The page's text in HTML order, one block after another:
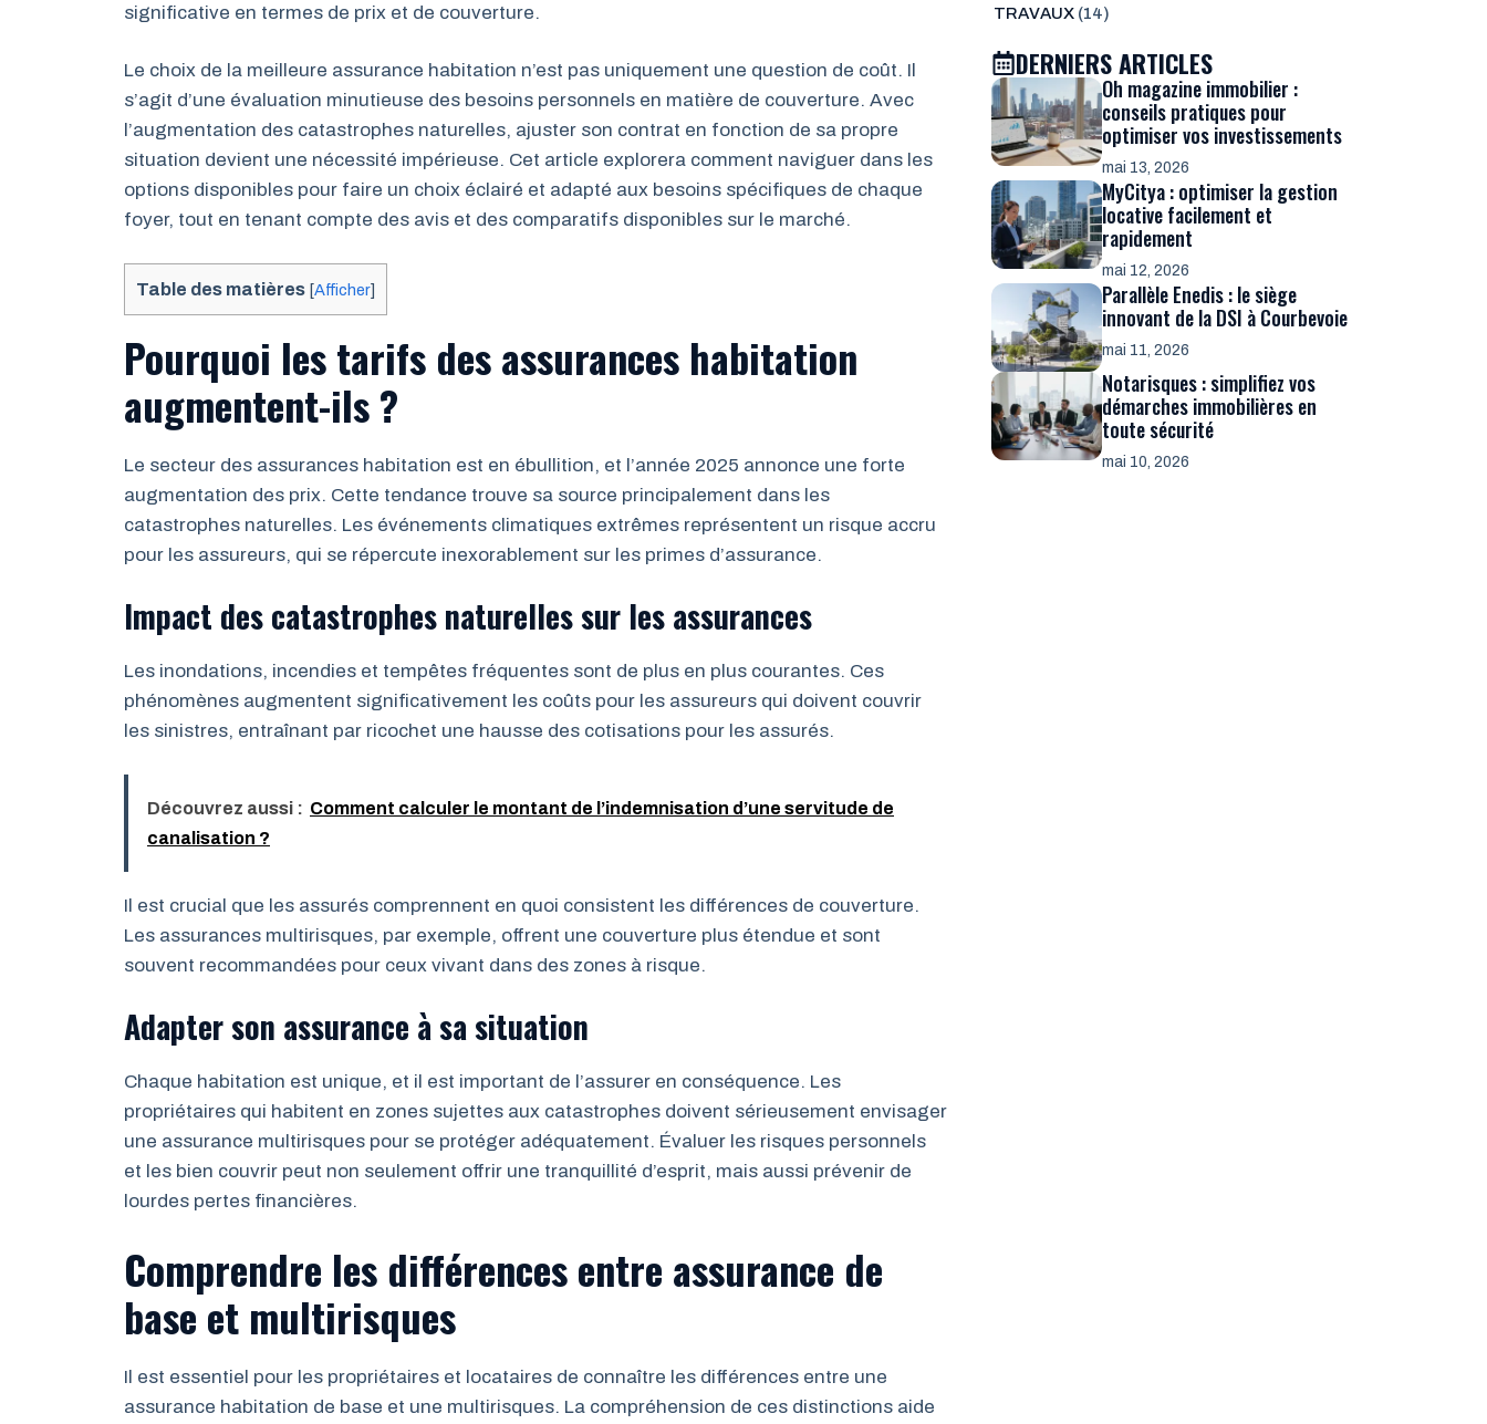
significative en termes de prix et de couverture.
Le choix de la meilleure assurance habitation n’est pas uniquement une question de coût. Il
s’agit d’une évaluation minutieuse des besoins personnels en matière de couverture. Avec
l’augmentation des catastrophes naturelles, ajuster son contrat en fonction de sa propre
situation devient une nécessité impérieuse. Cet article explorera comment naviguer dans les
options disponibles pour faire un choix éclairé et adapté aux besoins spécifiques de chaque
foyer, tout en tenant compte des avis et des comparatifs disponibles sur le marché.
Table des matières [Afficher]
Pourquoi les tarifs des assurances habitation
augmentent-ils ?
Le secteur des assurances habitation est en ébullition, et l’année 2025 annonce une forte
augmentation des prix. Cette tendance trouve sa source principalement dans les
catastrophes naturelles. Les événements climatiques extrêmes représentent un risque accru
pour les assureurs, qui se répercute inexorablement sur les primes d’assurance.
Impact des catastrophes naturelles sur les assurances
Les inondations, incendies et tempêtes fréquentes sont de plus en plus courantes. Ces
phénomènes augmentent significativement les coûts pour les assureurs qui doivent couvrir
les sinistres, entraînant par ricochet une hausse des cotisations pour les assurés.
Découvrez aussi : Comment calculer le montant de l’indemnisation d’une servitude de
canalisation ?
Il est crucial que les assurés comprennent en quoi consistent les différences de couverture.
Les assurances multirisques, par exemple, offrent une couverture plus étendue et sont
souvent recommandées pour ceux vivant dans des zones à risque.
Adapter son assurance à sa situation
Chaque habitation est unique, et il est important de l’assurer en conséquence. Les
propriétaires qui habitent en zones sujettes aux catastrophes doivent sérieusement envisager
une assurance multirisques pour se protéger adéquatement. Évaluer les risques personnels
et les bien couvrir peut non seulement offrir une tranquillité d’esprit, mais aussi prévenir de
lourdes pertes financières.
Comprendre les différences entre assurance de
base et multirisques
Il est essentiel pour les propriétaires et locataires de connaître les différences entre une
assurance habitation de base et une multirisques. La compréhension de ces distinctions aide
TRAVAUX(14)
DERNIERS ARTICLES
Oh magazine immobilier :
conseils pratiques pour
optimiser vos investissements
mai 13, 2026
MyCitya : optimiser la gestion
locative facilement et
rapidement
mai 12, 2026
Parallèle Enedis : le siège
innovant de la DSI à Courbevoie
mai 11, 2026
Notarisques : simplifiez vos
démarches immobilières en
toute sécurité
mai 10, 2026